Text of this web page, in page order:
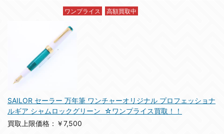
ワンプライス 高額買取中
SAILOR セーラー 万年筆 ワンチャーオリジナル プロフェッショナ
ルギア シャムロックグリーン ☆ワンプライス買取！！
買取上限価格：￥7,500